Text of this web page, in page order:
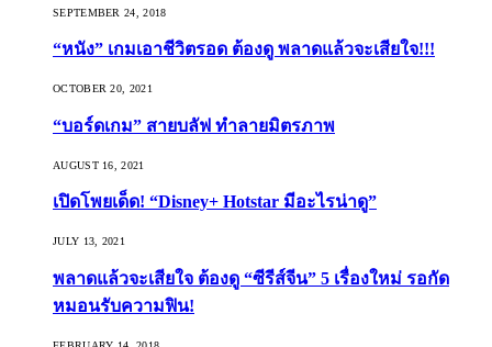
SEPTEMBER 24, 2018
“หนัง” เกมเอาชีวิตรอด ต้องดู พลาดแล้วจะเสียใจ!!!
OCTOBER 20, 2021
“บอร์ดเกม” สายบลัฟ ทำลายมิตรภาพ
AUGUST 16, 2021
เปิดโพยเด็ด! “Disney+ Hotstar มีอะไรน่าดู”
JULY 13, 2021
พลาดแล้วจะเสียใจ ต้องดู “ซีรีส์จีน” 5 เรื่องใหม่ รอกัด
หมอนรับความฟิน!